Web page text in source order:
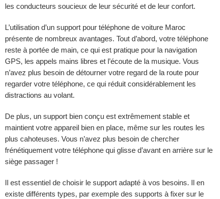
les conducteurs soucieux de leur sécurité et de leur confort.
L’utilisation d’un support pour téléphone de voiture Maroc
présente de nombreux avantages. Tout d’abord, votre téléphone
reste à portée de main, ce qui est pratique pour la navigation
GPS, les appels mains libres et l’écoute de la musique. Vous
n’avez plus besoin de détourner votre regard de la route pour
regarder votre téléphone, ce qui réduit considérablement les
distractions au volant.
De plus, un support bien conçu est extrêmement stable et
maintient votre appareil bien en place, même sur les routes les
plus cahoteuses. Vous n’avez plus besoin de chercher
frénétiquement votre téléphone qui glisse d’avant en arrière sur le
siège passager !
Il est essentiel de choisir le support adapté à vos besoins. Il en
existe différents types, par exemple des supports à fixer sur le